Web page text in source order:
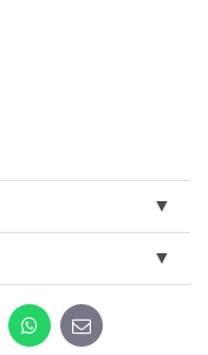
WhatsApp
E-
mail